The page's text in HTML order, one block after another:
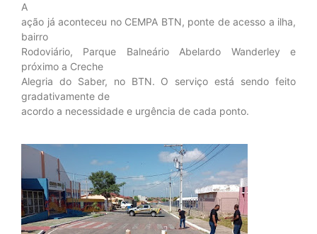
A
ação já aconteceu no CEMPA BTN, ponte de acesso a ilha,
bairro
Rodoviário, Parque Balneário Abelardo Wanderley e
próximo a Creche
Alegria do Saber, no BTN. O serviço está sendo feito
gradativamente de
acordo a necessidade e urgência de cada ponto.